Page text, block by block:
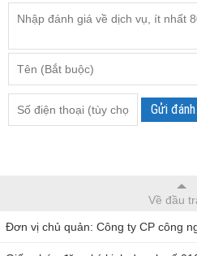
Gửi
Về đầu
Đơn vị chủ quản: Công ty CP công